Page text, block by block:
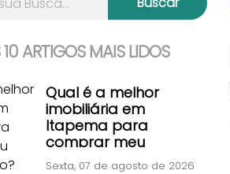
ARTIGOS MAIS LIDOS
Qual é a melhor
imobiliária em
Itapema para
comprar meu
apartamento?
Sexta, 07 de agosto de 2026